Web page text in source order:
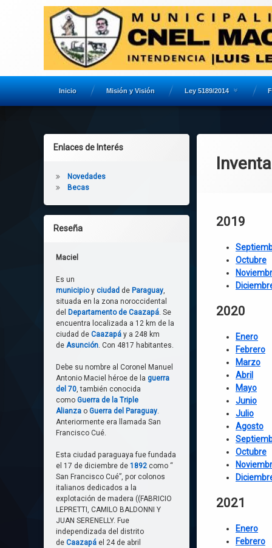
Inicio Misión y Visión Ley 5189/2014
2019
Octubre
2020
Enero
Febrero
Marzo
Abril
Mayo
Junio
Julio
Agosto
Octubre
2021
Enero
Febrero
Enlaces de Interés
Novedades
Becas
Reseña
Maciel
Es un
municipioy ciudad de Paraguay,
situada en la zona noroccidental
del Departamento de Caazapá. Se
encuentra localizada a 12 km de la
ciudad de Caazapá y a 248 km
de Asunción. Con 4817 habitantes.
Debe su nombre al Coronel Manuel
Antonio Maciel héroe de la guerra
del 70, también conocida
como Guerra de la Triple
Alianza o Guerra del Paraguay.
Anteriormente era llamada San
Francisco Cué.
Esta ciudad paraguaya fue fundada
el 17 de diciembre de 1892 como “
San Francisco Cué”, por colonos
italianos dedicados a la
explotación de madera ((FABRICIO
LEPRETTI, CAMILO BALDONNI Y
JUAN SERENELLY. Fue
independizada del distrito
de Caazapá el 24 de abril